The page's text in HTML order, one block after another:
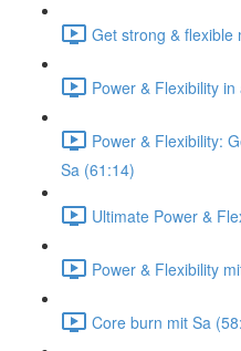
Get strong & flexible
Power & Flexibility
Power & Flexibility:
Sa (61:14)
Ultimate Power &
Power & Flexibility
Core burn mit Sa